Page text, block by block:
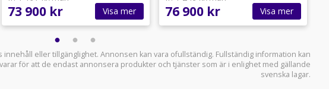
73 900 kr Visa mer 76 900 kr Visa mer
innehåll eller tillgänglighet. Annonsen kan vara ofullständig. Fullständig information kan
för att de endast annonsera produkter och tjänster som är i enlighet med gällande
svenska lagar.